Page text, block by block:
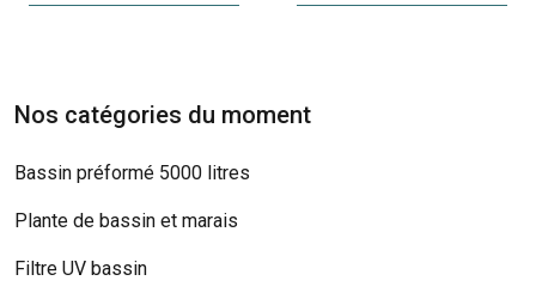
Nos catégories du moment
Bassin préformé 5000 litres
Plante de bassin et marais
Filtre UV bassin